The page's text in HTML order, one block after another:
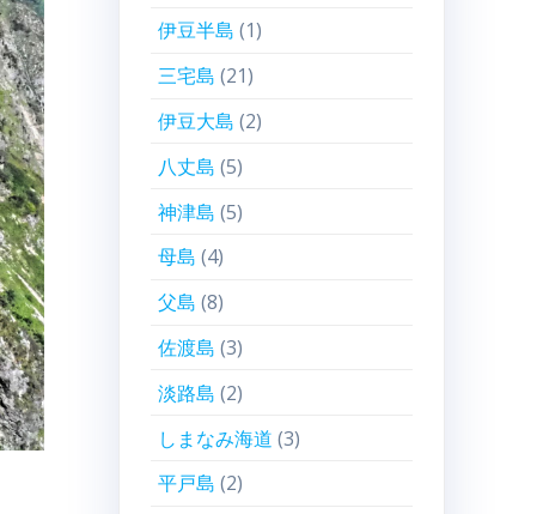
伊豆半島 (1)
三宅島 (21)
伊豆大島 (2)
八丈島 (5)
神津島 (5)
母島 (4)
父島 (8)
佐渡島 (3)
淡路島 (2)
しまなみ海道 (3)
平戸島 (2)